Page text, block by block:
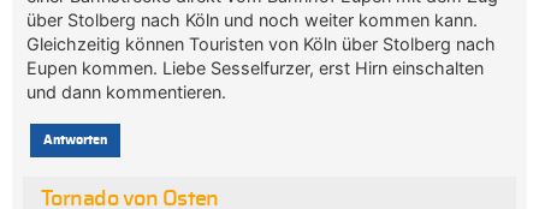
über Stolberg nach Köln und noch weiter kommen kann.
Gleichzeitig können Touristen von Köln über Stolberg nach
Eupen kommen. Liebe Sesselfurzer, erst Hirn einschalten
und dann kommentieren.
Antworten
Tornado von Osten